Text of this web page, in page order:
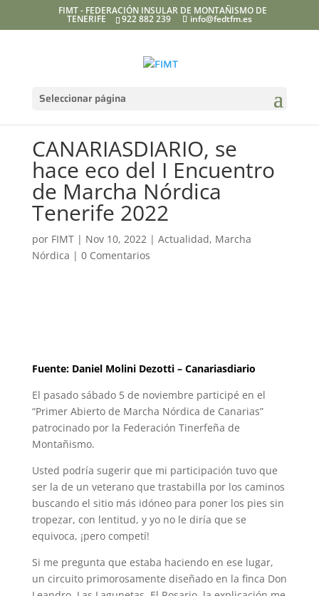
FIMT - FEDERACIÓN INSULAR DE MONTAÑISMO DE
TENERIFE 922 882 239 info@fedtfm.es
Seleccionar página
CANARIASDIARIO, se
hace eco del I Encuentro
de Marcha Nórdica
Tenerife 2022
por FIMT| Nov 10, 2022| Actualidad, Marcha
Nórdica | 0 Comentarios
Fuente: Daniel Molini Dezotti – Canariasdiario
El pasado sábado 5 de noviembre participé en el
“Primer Abierto de Marcha Nórdica de Canarias”
patrocinado por la Federación Tinerfeña de
Montañismo.
Usted podría sugerir que mi participación tuvo que
ser la de un veterano que trastabilla por los caminos
buscando el sitio más idóneo para poner los pies sin
tropezar, con lentitud, y yo no le diría que se
equivoca, ¡pero competí!
Si me pregunta que estaba haciendo en ese lugar,
un circuito primorosamente diseñado en la finca Don